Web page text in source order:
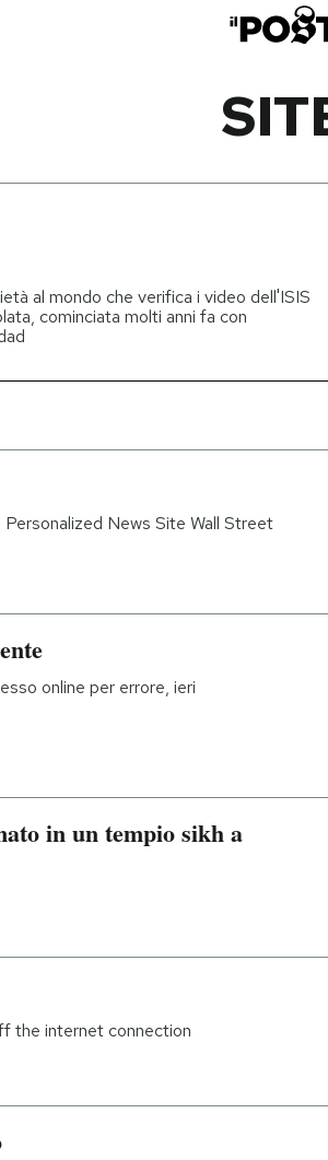
al mondo che verifica i video dell'ISIS
cominciata molti anni fa con
News Site Wall Street
online per errore, ieri
in un tempio sikh a
the internet connection